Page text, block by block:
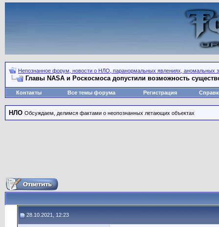
Непознанное форум, новости о НЛО, паранормальных явлениях, аномальных
Главы NASA и Роскосмоса допустили возможность
Контакты Все темы форума Регистрация
НЛО Обсуждаем, делимся фактами о неопознанных летающих объектах
28.10.2021, 12:23